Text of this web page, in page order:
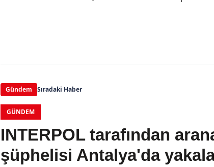
Gündem Sıradaki Haber
GÜNDEM
INTERPOL tarafından
şüphelisi Antalya'da